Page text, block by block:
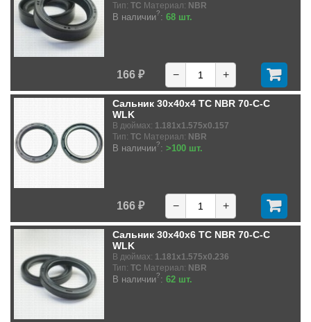
Тип: TC Материал: NBR
В наличии?: 68 шт.
166 ₽ − +
Сальник 30x40x4 TC NBR 70-C-C
WLK
В дюймах: 1.181x1.575x0.157
Тип: TC Материал: NBR
В наличии?: >100 шт.
166 ₽ − +
Сальник 30x40x6 TC NBR 70-C-C
WLK
В дюймах: 1.181x1.575x0.236
Тип: TC Материал: NBR
В наличии?: 62 шт.